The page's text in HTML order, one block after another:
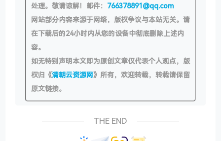
处理。敬请谅解！邮件： 766378891@qq.com
网站部分内容来源于网络，版权争议与本站无关。请
在下载后的24小时内从您的设备中彻底删除上述内
容。
如无特别声明本文即为原创文章仅代表个人观点，版
权归《清朝云资源网》所有，欢迎转载，转载请保留
原文链接。
THE END